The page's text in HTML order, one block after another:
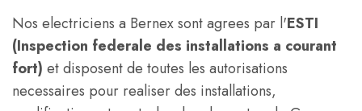
Nos electriciens a Bernex sont agrees par l'ESTI
(Inspection federale des installations a courant
fort) et disposent de toutes les autorisations
necessaires pour realiser des installations,